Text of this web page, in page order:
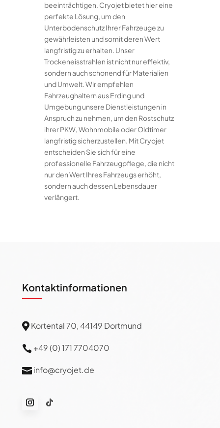
beeinträchtigen. Cryojet bietet hier eine
perfekte Lösung, um den
Unterbodenschutz Ihrer Fahrzeuge zu
gewährleisten und somit deren Wert
langfristig zu erhalten. Unser
Trockeneisstrahlen ist nicht nur effektiv,
sondern auch schonend für Materialien
und Umwelt. Wir empfehlen
Fahrzeughaltern aus Erding und
Umgebung unsere Dienstleistungen in
Anspruch zu nehmen, um den Rostschutz
ihrer PKW, Wohnmobile oder Oldtimer
langfristig sicherzustellen. Mit Cryojet
entscheiden Sie sich für eine
professionelle Fahrzeugpflege, die nicht
nur den Wert Ihres Fahrzeugs erhöht,
sondern auch dessen Lebensdauer
verlängert.
Kontaktinformationen
 Kortental 70, 44149 Dortmund
 +49 (0) 171 7704070
 info@cryojet.de